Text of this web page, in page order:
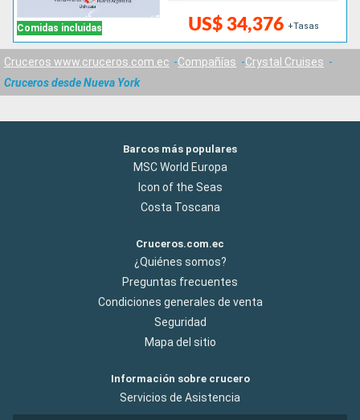
Comidas incluidas US$ 34,376 +Tasas
Cruceros www.cruceros.com.ec Compañías
Crystal Cruises
Cruceros desde Nueva York
Barcos más populares
MSC World Europa
Icon of the Seas
Costa Toscana
Cruceros.com.ec
¿Quiénes somos?
Preguntas frecuentes
Condiciones generales de venta
Seguridad
Mapa del sitio
Información sobre crucero
Servicios de Asistencia